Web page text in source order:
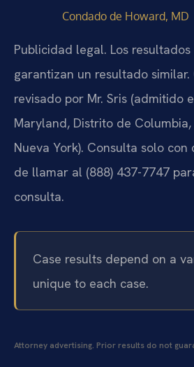
Condado de Howard, MD
Publicidad legal. Los
garantizan un resultado
revisado por Mr. Sris (admitido
Maryland, Distrito de
Nueva York). Consulta solo con
de llamar al (888) 437-7747
consulta.
Case results depend on a
unique to each case.
Attorney advertising. Prior results do not